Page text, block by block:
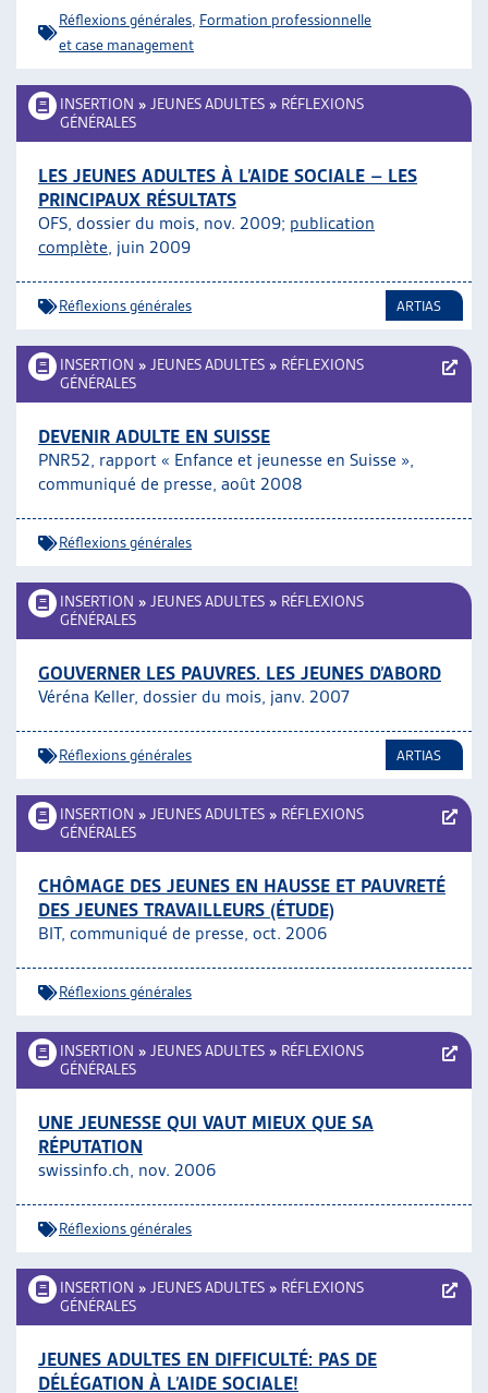
Réflexions générales Formation professionnelle
et case management
INSERTION » JEUNES ADULTES » RÉFLEXIONS
GÉNÉRALES
LES JEUNES ADULTES À L’AIDE SOCIALE – LES
PRINCIPAUX RÉSULTATS
OFS, dossier du mois, nov. 2009; publication
complète, juin 2009
Réflexions générales ARTIAS
INSERTION » JEUNES ADULTES » RÉFLEXIONS
GÉNÉRALES
DEVENIR ADULTE EN SUISSE
PNR52, rapport « Enfance et jeunesse en Suisse »,
communiqué de presse, août 2008
Réflexions générales
INSERTION » JEUNES ADULTES » RÉFLEXIONS
GÉNÉRALES
GOUVERNER LES PAUVRES. LES JEUNES D’ABORD
Véréna Keller, dossier du mois, janv. 2007
Réflexions générales ARTIAS
INSERTION » JEUNES ADULTES » RÉFLEXIONS
GÉNÉRALES
CHÔMAGE DES JEUNES EN HAUSSE ET PAUVRETÉ
DES JEUNES TRAVAILLEURS (ÉTUDE)
BIT, communiqué de presse, oct. 2006
Réflexions générales
INSERTION » JEUNES ADULTES » RÉFLEXIONS
GÉNÉRALES
UNE JEUNESSE QUI VAUT MIEUX QUE SA
RÉPUTATION
swissinfo.ch, nov. 2006
Réflexions générales
INSERTION » JEUNES ADULTES » RÉFLEXIONS
GÉNÉRALES
JEUNES ADULTES EN DIFFICULTÉ: PAS DE
DÉLÉGATION À L’AIDE SOCIALE!